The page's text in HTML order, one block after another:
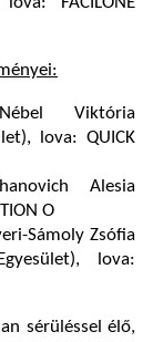
Viktória
lova: QUICK
Alesia
O
Sámoly Zsófia
lova:
sérüléssel élő,